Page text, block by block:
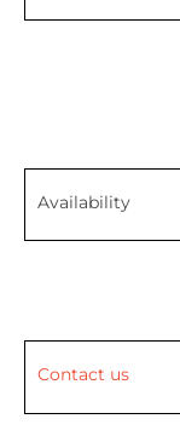
Availability
Contact us